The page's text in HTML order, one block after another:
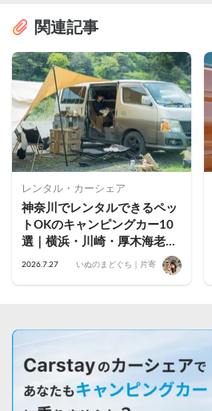
関連記事
レンタル・カーシェア
神奈川でレンタルできるペッ
トOKのキャンピングカー10
選｜横浜・川崎・厚木海老
名・藤沢茅ヶ崎・小田原・鎌
2026.7.27 いぬのまどぐち｜片寄